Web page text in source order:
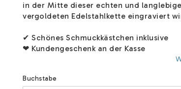
in der Mitte dieser echten und
vergoldeten Edelstahlkette eingraviert
✔ Schönes Schmuckkästchen inklusive
❤ Kundengeschenk an der Kasse
Buchstabe